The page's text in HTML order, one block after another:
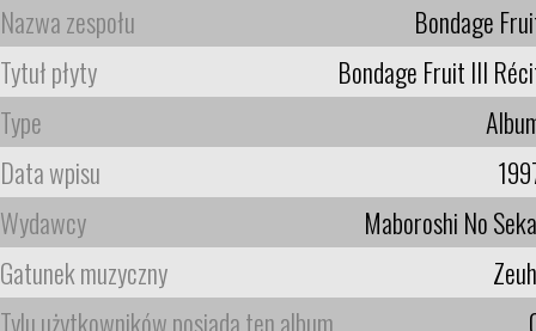
Nazwa zespołu
Bondage
Tytuł płyty
Bondage Fruit III
Type
Data wpisu
Wydawcy
Maboroshi No
Gatunek muzyczny
Tylu użytkowników posiada ten album